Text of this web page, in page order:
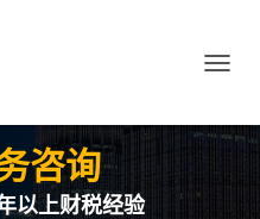
导
咨询
以上财税经验